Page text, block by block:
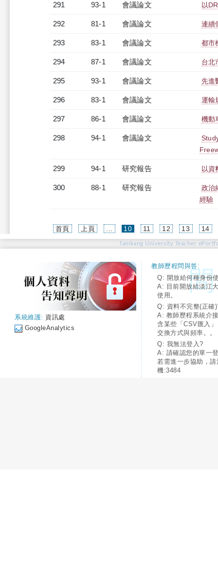
291 93-1 會議論文 以
292 81-1 會議論文 連續
293 83-1 會議論文 都市
294 87-1 會議論文 台北
295 93-1 會議論文 先進
296 83-1 會議論文 運輸
297 86-1 會議論文 機動
298 94-1 會議論文
299 94-1 研究報告 以資
300 88-1 研究報告
政治
經驗
首頁 上頁 10(current)
11 12 13 14
Tamkang University Teacher
系統維護: 資訊處
GoogleAnalytics
教師歷程問與答:
Q: 開放給何種身份
A: 目前開放給淡江
使用。
Q: 資料不完整(正確
A: 教師歷程系統介
含某些「CSV匯入
交換方式與頻率。。
Q: 我無法登入?
A: 請確認您的單一
若需進一步協助，
機:3484